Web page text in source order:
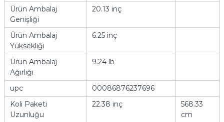
Ürün Ambalaj
Genişliği
20.13 inç
Ürün Ambalaj
Yüksekliği
6.25 inç
Ürün Ambalaj
Ağırlığı
9.24 lb
upc
00086876237696
Koli Paketi
Uzunluğu
22.38 inç
568.33
cm